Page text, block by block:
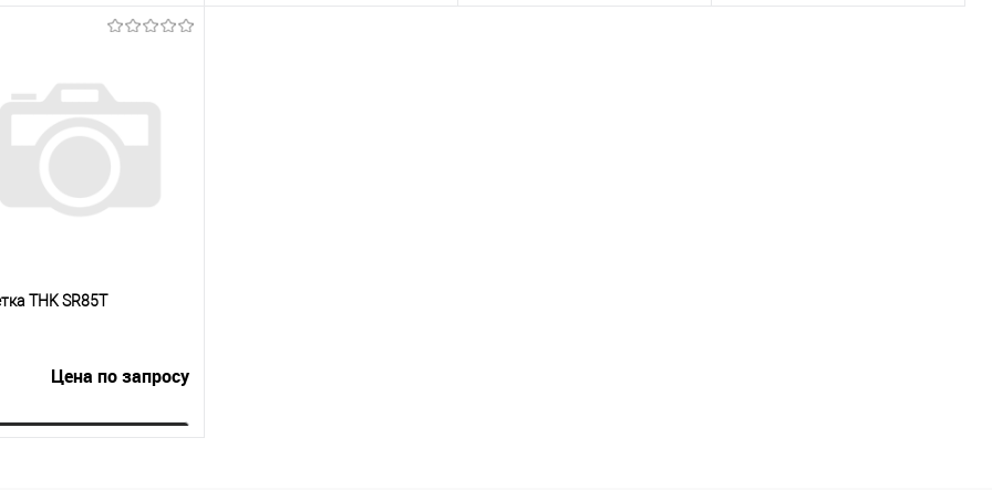
Запросить цену
Купить в 1
сравнению
В избранное
Под заказ
THK SR85T
Цена по запросу